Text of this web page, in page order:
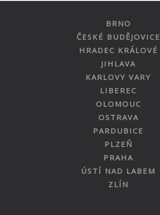
BRNO
ČESKÉ BUDĚJOVICE
HRADEC KRÁLOVÉ
JIHLAVA
KARLOVY VARY
LIBEREC
OLOMOUC
OSTRAVA
PARDUBICE
PLZEŇ
PRAHA
ÚSTÍ NAD LABEM
ZLÍN